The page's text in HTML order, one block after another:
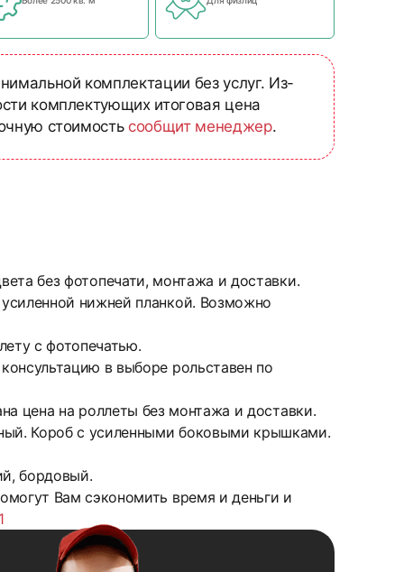
комплектации без услуг. Из-
комплектующих итоговая цена
стоимость сообщит менеджер.
без фотопечати, монтажа и доставки.
нижней планкой. Возможно
с фотопечатью.
в выборе рольставен по
цена на роллеты без монтажа и доставки.
Короб с усиленными боковыми крышками.
бордовый.
Вам сэкономить время и деньги и